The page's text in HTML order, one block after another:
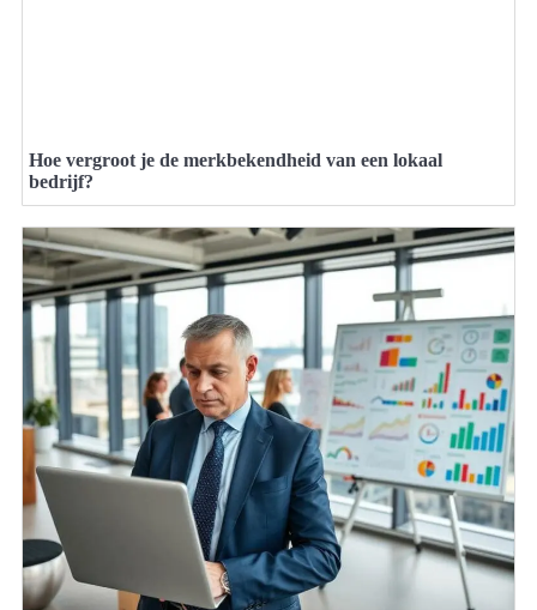
Hoe vergroot je de merkbekendheid van een lokaal
bedrijf?